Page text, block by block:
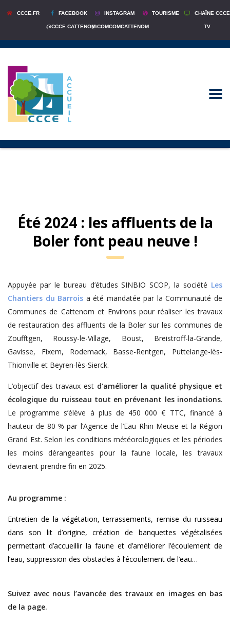
CCCE.FR FACEBOOK
@CCCE.CATTENOM
INSTAGRAM
@COMCOMCATTENOM
TOURISME CHAÎNE CCCE
TV
Été 2024 : les affluents de la
Boler font peau neuve !
Appuyée par le bureau d’études SINBIO SCOP, la société Les
Chantiers du Barrois a été mandatée par la Communauté de
Communes de Cattenom et Environs pour réaliser les travaux
de restauration des affluents de la Boler sur les communes de
Zoufftgen, Roussy-le-Village, Boust, Breistroff-la-Grande,
Gavisse, Fixem, Rodemack, Basse-Rentgen, Puttelange-lès-
Thionville et Beyren-lès-Sierck.
L’objectif des travaux est d’améliorer la qualité physique et
écologique du ruisseau tout en prévenant les inondations.
Le programme s’élève à plus de 450 000 € TTC, financé à
hauteur de 80 % par l’Agence de l’Eau Rhin Meuse et la Région
Grand Est. Selon les conditions météorologiques et les périodes
les moins dérangeantes pour la faune locale, les travaux
devraient prendre fin en 2025.
Au programme :
Entretien de la végétation, terrassements, remise du ruisseau
dans son lit d’origine, création de banquettes végétalisées
permettant d’accueillir la faune et d’améliorer l’écoulement de
l’eau, suppression des obstacles à l’écoulement de l’eau…
Suivez avec nous l’avancée des travaux en images en bas
de la page.